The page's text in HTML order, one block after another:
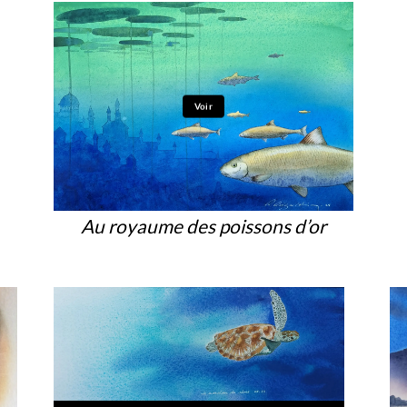
Voir
Au royaume des poissons d’or
Voir